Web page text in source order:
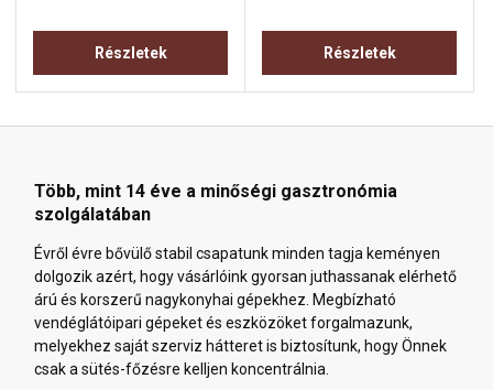
Részletek Részletek
Több, mint 14 éve a minőségi gasztronómia
szolgálatában
Évről évre bővülő stabil csapatunk minden tagja keményen
dolgozik azért, hogy vásárlóink gyorsan juthassanak elérhető
árú és korszerű nagykonyhai gépekhez. Megbízható
vendéglátóipari gépeket és eszközöket forgalmazunk,
melyekhez saját szerviz hátteret is biztosítunk, hogy Önnek
csak a sütés-főzésre kelljen koncentrálnia.